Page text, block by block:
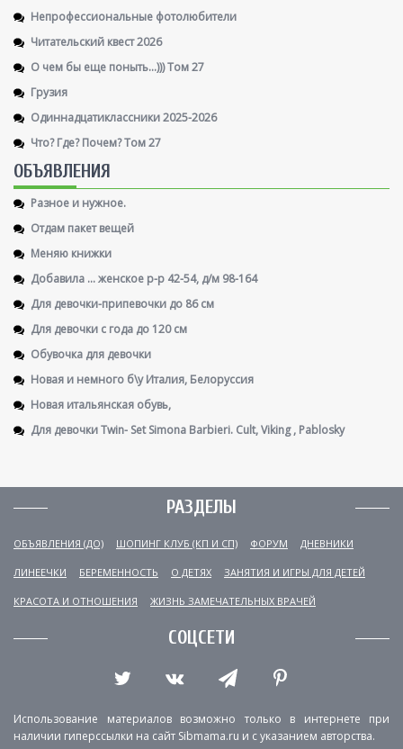
Непрофессиональные фотолюбители
Читательский квест 2026
О чем бы еще поныть...))) Том 27
Грузия
Одиннадцатиклассники 2025-2026
Что? Где? Почем? Том 27
ОБЪЯВЛЕНИЯ
Разное и нужное.
Отдам пакет вещей
Меняю книжки
Добавила ... женское р-р 42-54, д/м 98-164
Для девочки-припевочки до 86 см
Для девочки с года до 120 см
Обувочка для девочки
Новая и немного б\у Италия, Белоруссия
Новая итальянская обувь,
Для девочки Twin- Set Simona Barbieri. Cult, Viking , Pablosky
РАЗДЕЛЫ
ОБЪЯВЛЕНИЯ (ДО) ШОПИНГ КЛУБ (КП И СП) ФОРУМ ДНЕВНИКИ
ЛИНЕЕЧКИ БЕРЕМЕННОСТЬ О ДЕТЯХ ЗАНЯТИЯ И ИГРЫ ДЛЯ ДЕТЕЙ
КРАСОТА И ОТНОШЕНИЯ ЖИЗНЬ ЗАМЕЧАТЕЛЬНЫХ ВРАЧЕЙ
СОЦСЕТИ
Использование материалов возможно только в интернете при
наличии гиперссылки на сайт Sibmama.ru и с указанием авторства.